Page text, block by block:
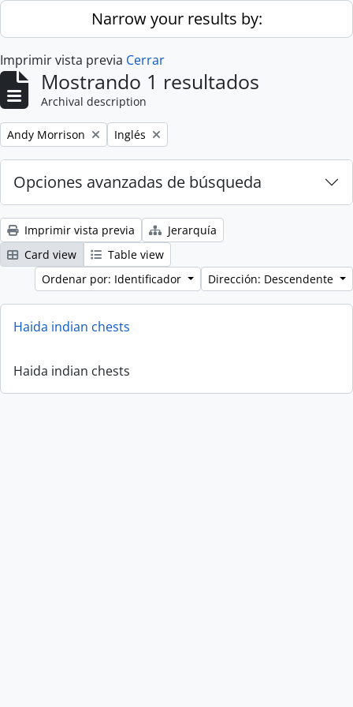
Skip to main contentNarrow your results by:
Imprimir vista previa Cerrar
Mostrando 1 resultados
Archival description
Remove filter:
Andy Morrison Remove filter:
Inglés
Opciones avanzadas de búsqueda
Imprimir vista previa
Jerarquía
Card view
Table view
Ordenar por: Identificador
Dirección: Descendente
Haida indian chests
Haida indian chests